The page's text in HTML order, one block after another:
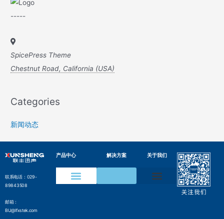
-----
SpicePress Theme
Chestnut Road, California (USA)
Categories
新闻动态
联系电话：029-
89843508
邮箱：
BU@lfxstek.com
产品中心 解决方案 关于我们